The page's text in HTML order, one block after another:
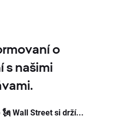
o
s našimi
🗽 Wall Street si drží...